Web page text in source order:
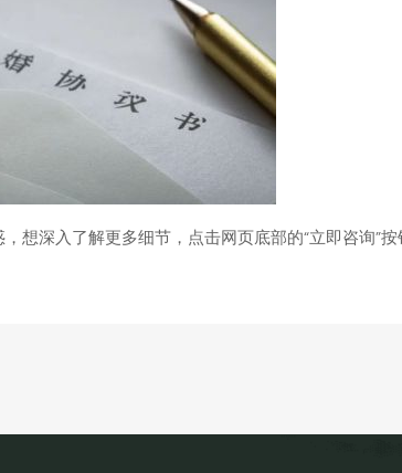
想深入了解更多细节，点击网页底部的“立即咨询”